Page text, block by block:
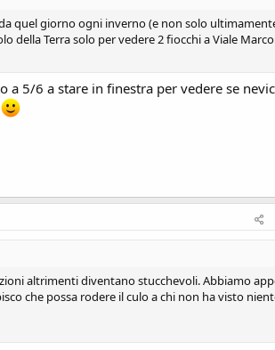
quel giorno ogni inverno (e non solo
della Terra solo per vedere 2 fiocchi a Viale
a 5/6 a stare in finestra per vedere se
altrimenti diventano stucchevoli. Abbiamo
che possa rodere il culo a chi non ha visto